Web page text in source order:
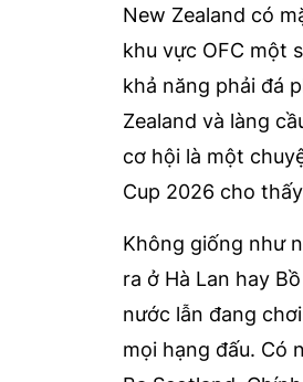
New Zealand có
khu vực OFC một
khả năng phải đá
Zealand và làng
cơ hội là một
Cup 2026 cho
Không giống như
ra ở Hà Lan hay
nước lẫn đang
mọi hạng đấu. Có